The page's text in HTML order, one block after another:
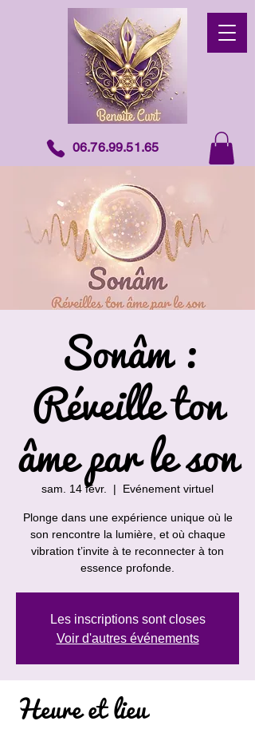
06.76.99.51.65
Sonâm :
Réveille ton
âme par le son
sam. 14 févr.
  |
Evénement virtuel
Plonge dans une expérience unique où le
son rencontre la lumière, et où chaque
vibration t’invite à te reconnecter à ton
essence profonde.
Les inscriptions sont closes
Voir d'autres événements
Heure et lieu